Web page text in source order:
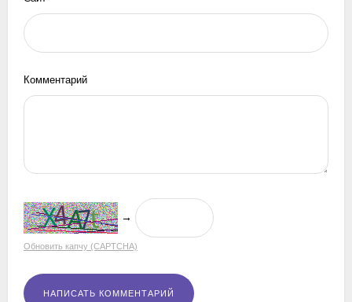
Комментарий
→
Обновить капчу (CAPTCHA)